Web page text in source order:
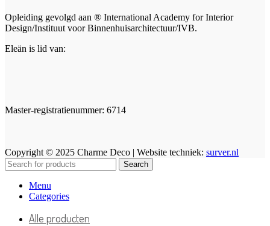
Opleiding gevolgd aan ® International Academy for Interior
Design/Instituut voor Binnenhuisarchitectuur/IVB.
Eleän is lid van:
Master-registratienummer: 6714
Copyright © 2025 Charme Deco | Website techniek: surver.nl
Search
Menu
Categories
Alle producten